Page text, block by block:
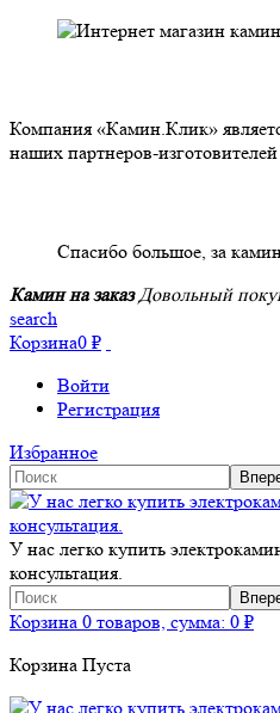
Компания «Камин.Клик»
наших партнеров-
Спасибо большое, за
Камин на заказ Довольный
search
Корзина0 ₽
Войти
Регистрация
Избранное
У нас легко купить
консультация.
Корзина 0 товаров, сумма: 0 ₽
Корзина Пуста